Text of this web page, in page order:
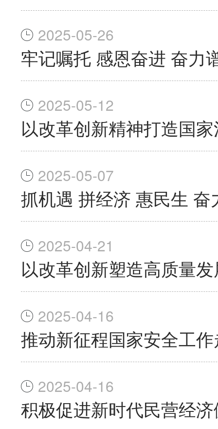
2025-05-26
牢记嘱托 感恩奋进 奋力
2025-05-12
以改革创新精神打造国
2025-05-07
抓机遇 拼经济 惠民生
2025-04-21
以改革创新塑造高质量
2025-04-16
推动新征程国家安全工
2025-04-16
积极促进新时代民营经